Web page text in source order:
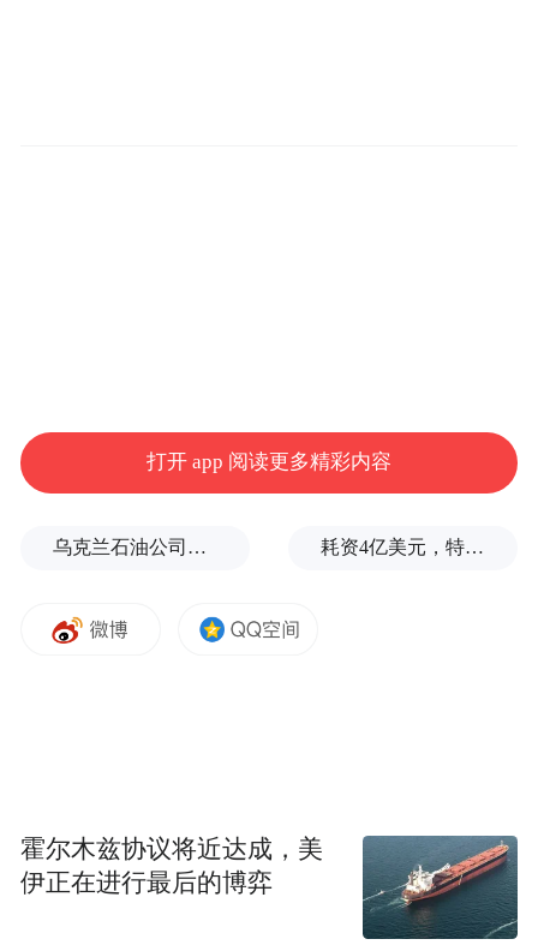
为应对持续高涨的客流量所带来的管理挑
战，哈尔滨片区积极创新服务机制。“我们首
创‘无讼景区’创建点，整合市场监管、文旅等
纠纷调解与司法确认无缝衔接。”王喆介绍，
第九届亚洲冬季运动会的成功举办，为哈尔
滨片区冰雪全产业链升级带来重大机遇。以
打开 app 阅读更多精彩内容
乌克兰石油公司设施遭遇大规模袭击 耗资4亿美元，特朗普的白宫宴会厅修建项目被叫停
霍尔木兹协议将近达成，美
伊正在进行最后的博弈